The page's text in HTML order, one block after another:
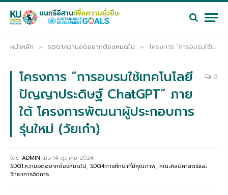
หน้าหลัก » SDG1:ความอดอยากต้องหมดไป » โครงการ “การอบรมใช้เทคโนโลยีปัญญาประดิษฐ์ ChatGPT” ภายใต้ โครงการพัฒนาผู้ประกอบการรุ่นใหม่ (วัยเก๋า)
โครงการ “การอบรมใช้เทคโนโลยี
ปัญญาประดิษฐ์ ChatGPT” ภาย
ใต้ โครงการพัฒนาผู้ประกอบการ
รุ่นใหม่ (วัยเก๋า)
0
โดย ADMIN เมื่อ 14 ตุลาคม 2024
SDG1:ความอดอยากต้องหมดไป, SDG4:การศึกษาที่มีคุณภาพ, คณะศิลปศาสตร์และ
วิทยาการจัดการ